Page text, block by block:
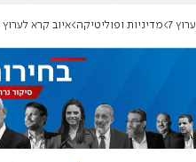
ערוץ 7 מדיניות ופוליטיקה איוב קרא לערוץ 7: אנחנו הולכים הפעם לדרוס את השמאל